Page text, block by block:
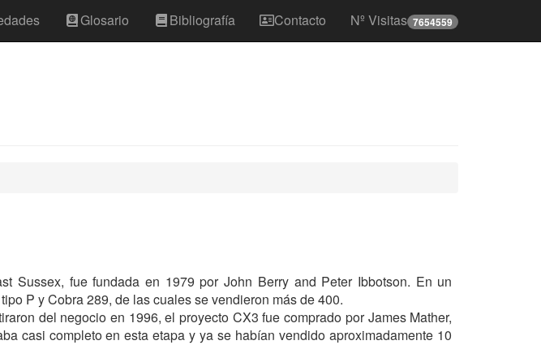
Glosario Bibliografía Contacto Nº Visitas 7654559
Sussex, fue fundada en 1979 por John Berry and Peter Ibbotson. En un
P y Cobra 289, de las cuales se vendieron más de 400.
del negocio en 1996, el proyecto CX3 fue comprado por James Mather,
casi completo en esta etapa y ya se habían vendido aproximadamente 10